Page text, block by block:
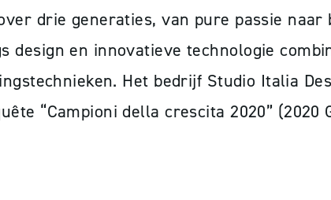
drie generaties, van pure passie
en innovatieve technologie
Het bedrijf Studio Italia
“Campioni della crescita 2020” (2020